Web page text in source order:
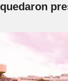
quedaron